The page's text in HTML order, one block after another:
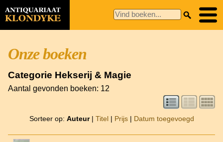
Onze boeken
Categorie Hekserij & Magie
Aantal gevonden boeken: 12
Sorteer op: Auteur| Titel| Prijs| Datum toegevoegd